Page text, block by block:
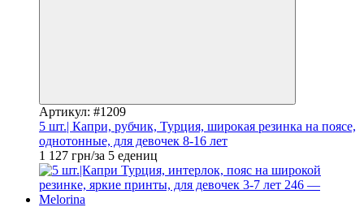
Артикул: #1209
5 шт.| Капри, рубчик, Турция, широкая резинка на поясе,
однотонные, для девочек 8-16 лет
1 127 грн/за 5 едениц